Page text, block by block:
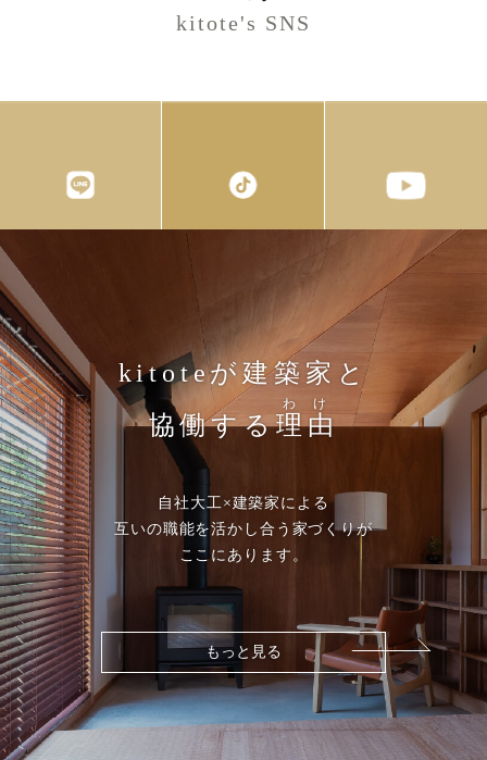
kitote's SNS
kitoteが建築家と
協働する理由
わけ
自社大工×建築家による
互いの職能を活かし合う家づくりが
ここにあります。
もっと見る